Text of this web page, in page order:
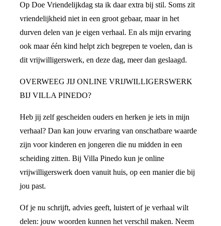
Op Doe Vriendelijkdag sta ik daar extra bij stil. Soms zit
vriendelijkheid niet in een groot gebaar, maar in het
durven delen van je eigen verhaal. En als mijn ervaring
ook maar één kind helpt zich begrepen te voelen, dan is
dit vrijwilligerswerk, en deze dag, meer dan geslaagd.
OVERWEEG JIJ ONLINE VRIJWILLIGERSWERK
BIJ VILLA PINEDO?
Heb jij zelf gescheiden ouders en herken je iets in mijn
verhaal? Dan kan jouw ervaring van onschatbare waarde
zijn voor kinderen en jongeren die nu midden in een
scheiding zitten. Bij Villa Pinedo kun je online
vrijwilligerswerk doen vanuit huis, op een manier die bij
jou past.
Of je nu schrijft, advies geeft, luistert of je verhaal wilt
delen: jouw woorden kunnen het verschil maken. Neem